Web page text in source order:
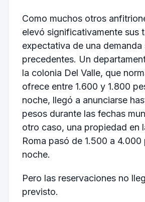
Como muchos otros
elevó significativamente sus
expectativa de una demanda
precedentes. Un
la colonia Del Valle, que
ofrece entre 1.600 y 1.800
noche, llegó a anunciarse
pesos durante las fechas
otro caso, una propiedad en
Roma pasó de 1.500 a
noche.
Pero las reservaciones no
previsto.